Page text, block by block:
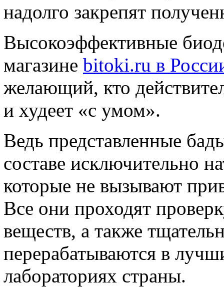
надолго закрепят
Высокоэффективные
магазине bitoki.ru в
желающий, кто
и худеет «с умом».
Ведь представленные
составе исключительно
которые не вызывают
Все они проходят
веществ, а также
перерабатываются в
лабораториях страны.